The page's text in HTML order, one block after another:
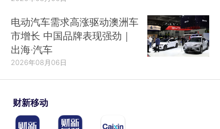
电动汽车需求高涨驱动澳洲车
市增长 中国品牌表现强劲｜
出海·汽车
2026年08月06日
财新移动